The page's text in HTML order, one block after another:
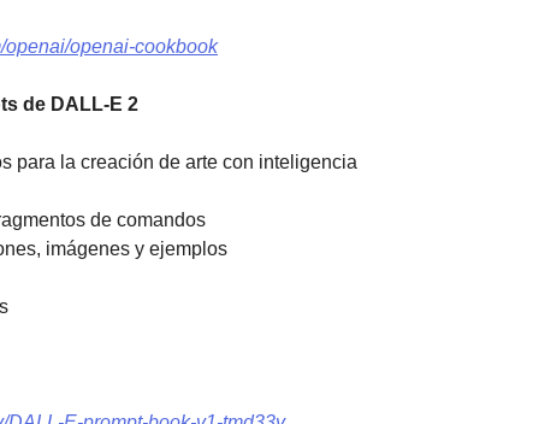
openai/openai-cookbook
de DALL-E 2
para la creación de arte con inteligencia
de comandos
imágenes y ejemplos